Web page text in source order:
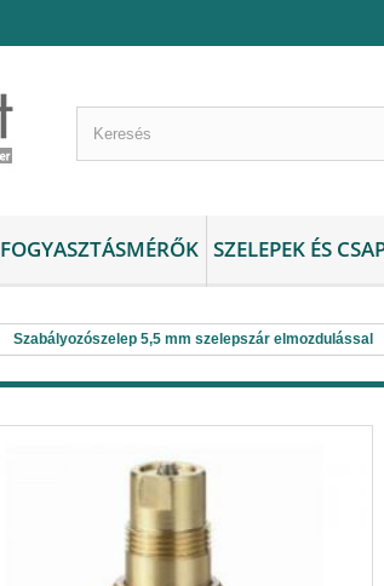
FOGYASZTÁSMÉRŐK SZELEPEK ÉS
Szabályozószelep 5,5 mm szelepszár elmozdulással